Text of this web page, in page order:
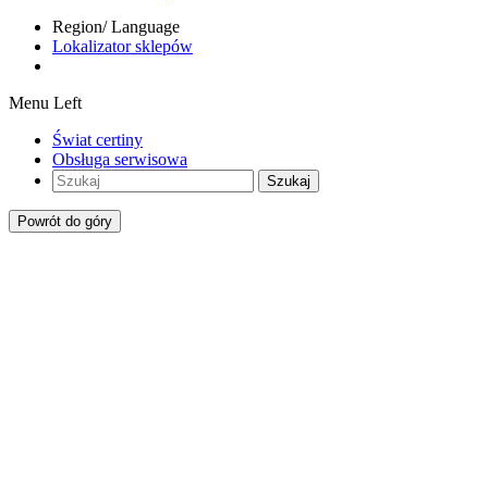
Region/ Language
Lokalizator sklepów
Menu Left
Świat certiny
Obsługa serwisowa
Szukaj
Powrót do góry